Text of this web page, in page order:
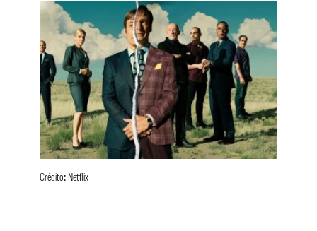
Crédito: Netflix